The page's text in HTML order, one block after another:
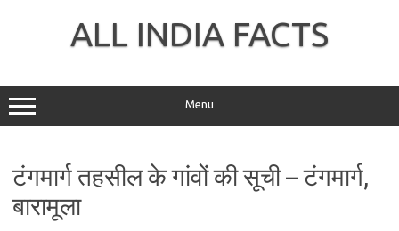
ALL INDIA FACTS
Menu
टंगमार्ग तहसील के गांवों की सूची – टंगमार्ग,
बारामूला